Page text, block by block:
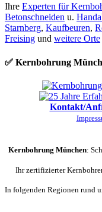
Ihre Experten für
Betonschneiden u.
Starnberg, Kaufbeuren,
Freising und weitere Orte
✅ Kernbohrung
Kontakt/
Kernbohrung München:
Ihr zertifizierter
In folgenden Regionen rund